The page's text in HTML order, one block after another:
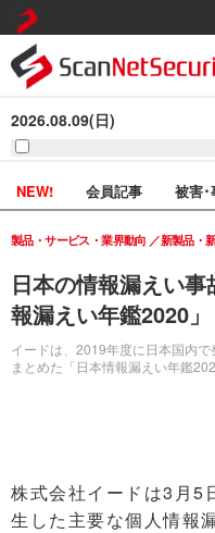
2026.08.09(日)
NEW! 会員記事 被害･
日本の情報漏えい
報漏えい年鑑2020」
イードは、2019年度に日本国内
まとめた「日本情報漏えい年鑑
製品・サービス・業界動向 新製品・
株式会社イードは3月5
生した主要な個人情報